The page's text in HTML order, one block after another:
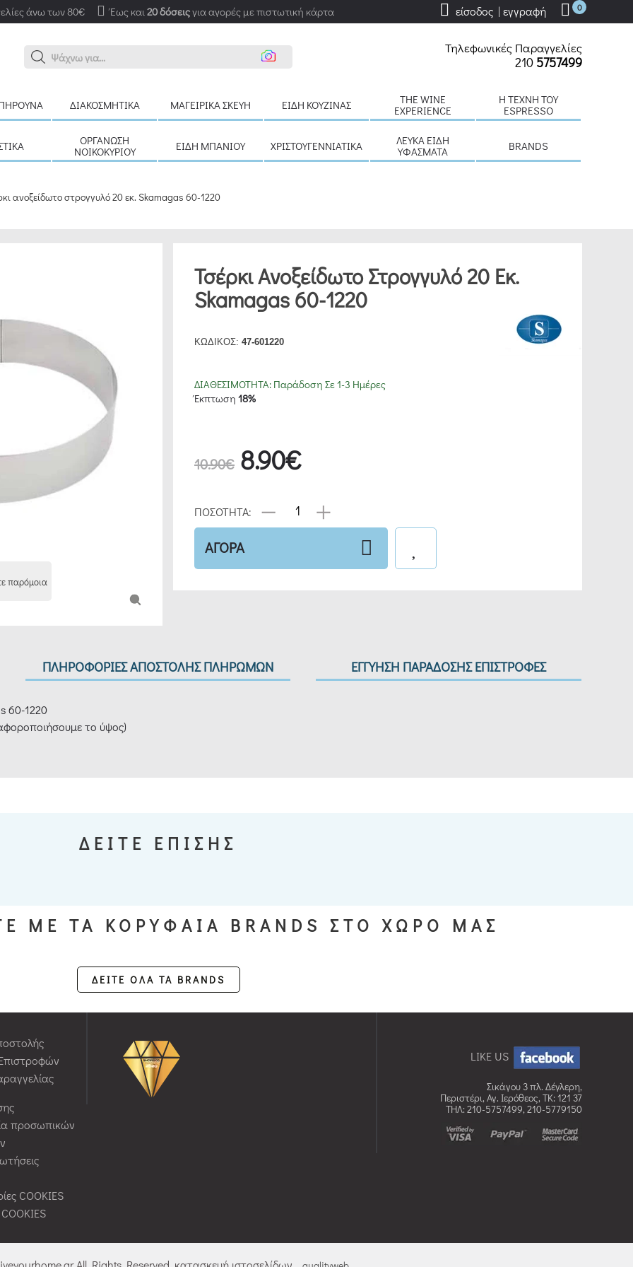
άνω των 80€ Έως και20 δόσειςγια αγορές με πιστωτική κάρτα 0
είσοδος | εγγραφή
Αν
Τηλεφωνικές Παραγγελίες
210 5757499
ΔΙΑΚΟΣΜΗΤΙΚΆ ΜΑΓΕΙΡΙΚΆ ΣΚΕΎΗ ΕΊΔΗ ΚΟΥΖΊΝΑΣ
THE WINE
EXPERIENCE
H ΤΈΧΝΗ ΤΟΥ
ESPRESSO
ΟΡΓΆΝΩΣΗ
ΝΟΙΚΟΚΥΡΙΟΎ
ΕΊΔΗ ΜΠΆΝΙΟΥ ΧΡΙΣΤΟΥΓΕΝΝΙΆΤΙΚΑ
ΛΕΥΚΆ ΕΊΔΗ
ΥΦΆΣΜΑΤΑ
BRANDS
ανοξείδωτο στρογγυλό 20 εκ. Skamagas 60-1220
παρόμοια
Τσέρκι Ανοξείδωτο Στρογγυλό 20 Εκ.
Skamagas 60-1220
ΚΩΔΙΚΟΣ: 47-601220
ΔΙΑΘΕΣΙΜΟΤΗΤΑ: Παράδοση Σε 1-3 Ημέρες
Έκπτωση 18%
10.90€ 8.90€
ΠΟΣΟΤΗΤΑ:
ΑΓΟΡΑ
ΠΛΗΡΟΦΟΡΙΕΣ ΑΠΟΣΤΟΛΗΣ ΠΛΗΡΩΜΩΝ ΕΓΓΥΗΣΗ ΠΑΡΑΔΟΣΗΣ ΕΠΙΣΤΡΟΦΕΣ
60-1220
το ύψος)
ΔΕΙΤΕ ΕΠΙΣΗΣ
ΜΕ ΤΑ ΚΟΡΥΦΑΙΑ BRANDS ΣΤΟ ΧΩΡΟ ΜΑΣ
ΔΕΙΤΕ ΟΛΑ ΤΑ BRANDS
προσωπικών
COOKIES
LIKE US
Σικάγου 3 πλ. Δέγλερη,
Περιστέρι, Αγ. Ιερόθεος, TK: 121 37
ΤΗΛ: 210-5757499, 210-5779150